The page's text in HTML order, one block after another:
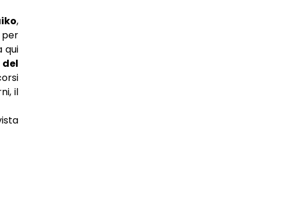
,
per
qui
del
il